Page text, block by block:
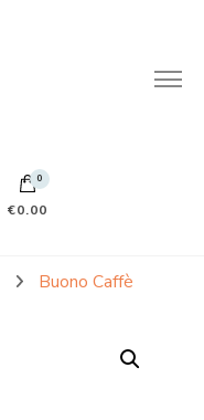
0
€0.00
Buono Caffè